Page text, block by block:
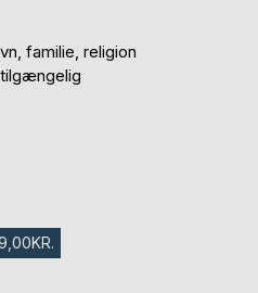
familie, religion